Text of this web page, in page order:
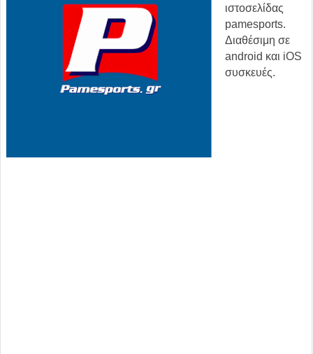
ιστοσελίδας
pamesports.
Διαθέσιμη σε
android και iOS
συσκευές.